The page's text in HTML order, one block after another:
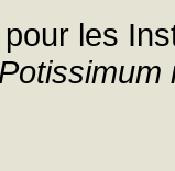
les
Potissimum